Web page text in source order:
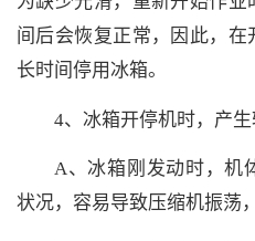
间后会恢复正常，因此，
长时间停用冰箱。
4、冰箱开停机时，产生
A、冰箱刚发动时，机
状况，容易导致压缩机振荡